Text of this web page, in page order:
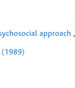
approach ,
(1989)